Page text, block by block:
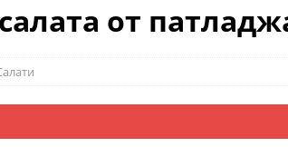
от